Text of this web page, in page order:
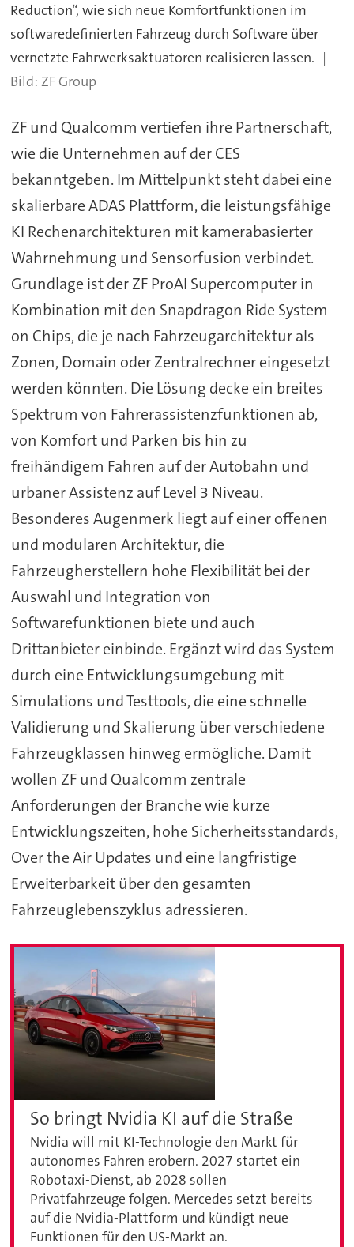
Reduction“, wie sich neue Komfortfunktionen im
softwaredefinierten Fahrzeug durch Software über
vernetzte Fahrwerksaktuatoren realisieren lassen.
ZF Group
ZF und Qualcomm vertiefen ihre Partnerschaft,
wie die Unternehmen auf der CES
bekanntgeben. Im Mittelpunkt steht dabei eine
skalierbare ADAS Plattform, die leistungsfähige
KI Rechenarchitekturen mit kamerabasierter
Wahrnehmung und Sensorfusion verbindet.
Grundlage ist der ZF ProAI Supercomputer in
Kombination mit den Snapdragon Ride System
on Chips, die je nach Fahrzeugarchitektur als
Zonen, Domain oder Zentralrechner eingesetzt
werden könnten. Die Lösung decke ein breites
Spektrum von Fahrerassistenzfunktionen ab,
von Komfort und Parken bis hin zu
freihändigem Fahren auf der Autobahn und
urbaner Assistenz auf Level 3 Niveau.
Besonderes Augenmerk liegt auf einer offenen
und modularen Architektur, die
Fahrzeugherstellern hohe Flexibilität bei der
Auswahl und Integration von
Softwarefunktionen biete und auch
Drittanbieter einbinde. Ergänzt wird das System
durch eine Entwicklungsumgebung mit
Simulations und Testtools, die eine schnelle
Validierung und Skalierung über verschiedene
Fahrzeugklassen hinweg ermögliche. Damit
wollen ZF und Qualcomm zentrale
Anforderungen der Branche wie kurze
Entwicklungszeiten, hohe Sicherheitsstandards,
Over the Air Updates und eine langfristige
Erweiterbarkeit über den gesamten
Fahrzeuglebenszyklus adressieren.
So bringt Nvidia KI auf die Straße
Nvidia will mit KI-Technologie den Markt für
autonomes Fahren erobern. 2027 startet ein
Robotaxi-Dienst, ab 2028 sollen
Privatfahrzeuge folgen. Mercedes setzt bereits
auf die Nvidia-Plattform und kündigt neue
Funktionen für den US-Markt an.